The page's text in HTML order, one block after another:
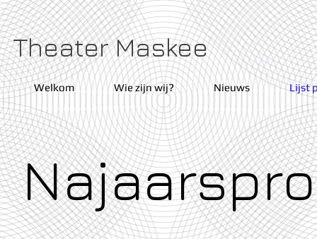
Theater Maskee
Welkom Wie zijn wij? Nieuws Lijst